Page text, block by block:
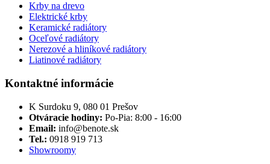
Krby na drevo
Elektrické krby
Keramické radiátory
Oceľové radiátory
Nerezové a hliníkové radiátory
Liatinové radiátory
Kontaktné informácie
K Surdoku 9, 080 01 Prešov
Otváracie hodiny: Po-Pia: 8:00 - 16:00
Email: info@benote.sk
Tel.: 0918 919 713
Showroomy